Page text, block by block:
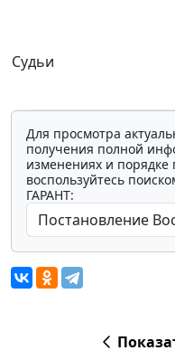
Судьи
Для просмотра
получения полной
изменениях и
воспользуйтесь
ГАРАНТ: